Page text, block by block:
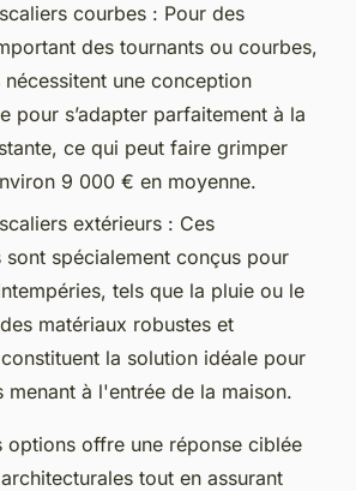
courbes : Pour des
des tournants ou courbes,
une conception
pour s’adapter parfaitement à la
ce qui peut faire grimper
9 000 € en moyenne.
extérieurs : Ces
sont spécialement conçus pour
tels que la pluie ou le
matériaux robustes et
la solution idéale pour
menant à l'entrée de la maison.
options offre une réponse ciblée
tout en assurant